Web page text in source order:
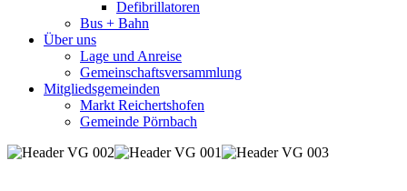
Defibrillatoren
Bus + Bahn
Über uns
Lage und Anreise
Gemeinschaftsversammlung
Mitgliedsgemeinden
Markt Reichertshofen
Gemeinde Pörnbach